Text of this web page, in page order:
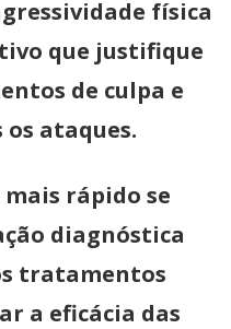
física
que justifique
de culpa e
ataques.
rápido se
diagnóstica
tratamentos
a eficácia das